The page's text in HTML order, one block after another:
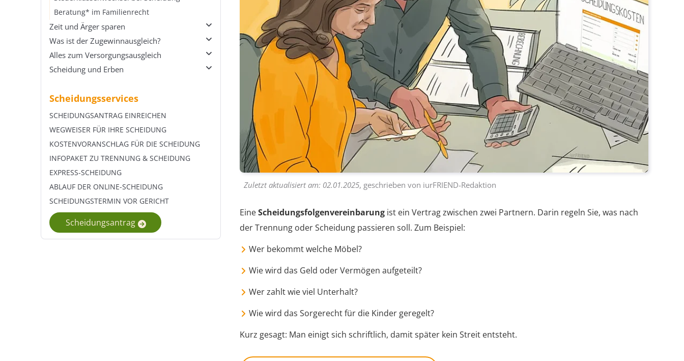
Beratung* im Familienrecht
Zeit und Ärger sparen
Übersicht Zeit und Ärger sparen
Scheidung ohne Rosenkrieg
Streitige Scheidung
Blitzscheidung
Tricks bei der Scheidung
Was ist der Zugewinnausgleich?
Übersicht Was ist der Zugewinnausgleich?
Was kann ich beim Zugewinnausgleich
Kann Zugewinn nicht zahlen
Zugewinnausgleich
Zugewinn ausschließen oder abändern
Gütertrennung in der Ehe und bei Scheidung
Alles zum Versorgungsausgleich
Übersicht Alles zum Versorgungsausgleich
Betriebliche Altersvorsorge im
Scheidung und Erben
Erbrecht zwischen getrenntlebenden
Scheidungsservices
SCHEIDUNGSANTRAG EINREICHEN
WEGWEISER FÜR IHRE SCHEIDUNG
KOSTENVORANSCHLAG FÜR DIE SCHEIDUNG
INFOPAKET ZU TRENNUNG & SCHEIDUNG
EXPRESS-SCHEIDUNG
ABLAUF DER ONLINE-SCHEIDUNG
SCHEIDUNGSTERMIN VOR GERICHT
Scheidungsantrag
Zuletzt aktualisiert am: 02.01.2025, geschrieben von iurFRIEND-Redaktion
EineScheidungsfolgenvereinbarung ist ein Vertrag zwischen zwei Partnern. Darin regeln Sie, was nach
der Trennung oder Scheidung passieren soll. Zum Beispiel:
Wer bekommt welche Möbel?
Wie wird das Geld oder Vermögen aufgeteilt?
Wer zahlt wie viel Unterhalt?
Wie wird das Sorgerecht für die Kinder geregelt?
Kurz gesagt: Man einigt sich schriftlich, damit später kein Streit entsteht.